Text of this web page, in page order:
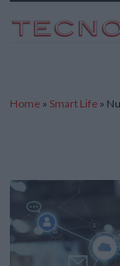
Home » Smart Life »